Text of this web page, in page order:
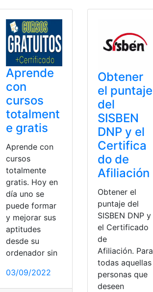
certificado bancario
certificado ACA
Aprende
con
cursos
totalment
e gratis
Aprende con
cursos
totalmente
gratis. Hoy en
día uno se
puede formar
y mejorar sus
aptitudes
desde su
ordenador sin
03/09/2022
Obtener
el puntaje
del
SISBEN
DNP y el
Certifica
do de
Afiliación
Obtener el
puntaje del
SISBEN DNP y
el Certificado
de
Afiliación. Para
todas aquellas
personas que
deseen